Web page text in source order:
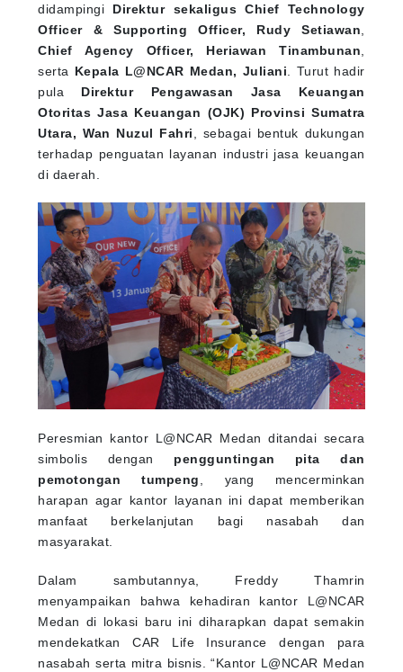
didampingi Direktur sekaligus Chief Technology
Officer & Supporting Officer, Rudy Setiawan
Chief Agency Officer, Heriawan Tinambunan
serta Kepala L@NCAR Medan, Juliani . Turut hadir
pula Direktur Pengawasan Jasa Keuangan
Otoritas Jasa Keuangan (OJK) Provinsi Sumatra
Utara, Wan Nuzul Fahri
, sebagai bentuk dukungan
terhadap penguatan layanan industri jasa keuangan
di daerah.
Peresmian kantor L@NCAR Medan ditandai secara
simbolis dengan pengguntingan pita dan
pemotongan tumpeng
, yang mencerminkan
harapan agar kantor layanan ini dapat memberikan
manfaat berkelanjutan bagi nasabah dan
masyarakat.
Dalam sambutannya, Freddy Thamrin
menyampaikan bahwa kehadiran kantor L@NCAR
Medan di lokasi baru ini diharapkan dapat semakin
mendekatkan CAR Life Insurance dengan para
nasabah serta mitra bisnis. “Kantor L@NCAR Medan